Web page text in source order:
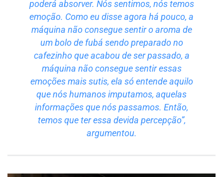
poderá absorver. Nós sentimos, nós temos
emoção. Como eu disse agora há pouco, a
máquina não consegue sentir o aroma de
um bolo de fubá sendo preparado no
cafezinho que acabou de ser passado, a
máquina não consegue sentir essas
emoções mais sutis, ela só entende aquilo
que nós humanos imputamos, aquelas
informações que nós passamos. Então,
temos que ter essa devida percepção”,
argumentou.